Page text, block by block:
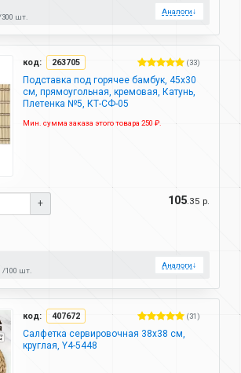
300 шт.
Аналоги↓
код: 263705 (33)
Подставка под горячее бамбук, 45х30
см, прямоугольная, кремовая, Катунь,
Плетенка №5, КТ-СФ-05
Мин. сумма заказа этого товара 250 ₽.
+ 105 .35 р.
100 шт.
Аналоги↓
код: 407672 (31)
Салфетка сервировочная 38х38 см,
круглая, Y4-5448